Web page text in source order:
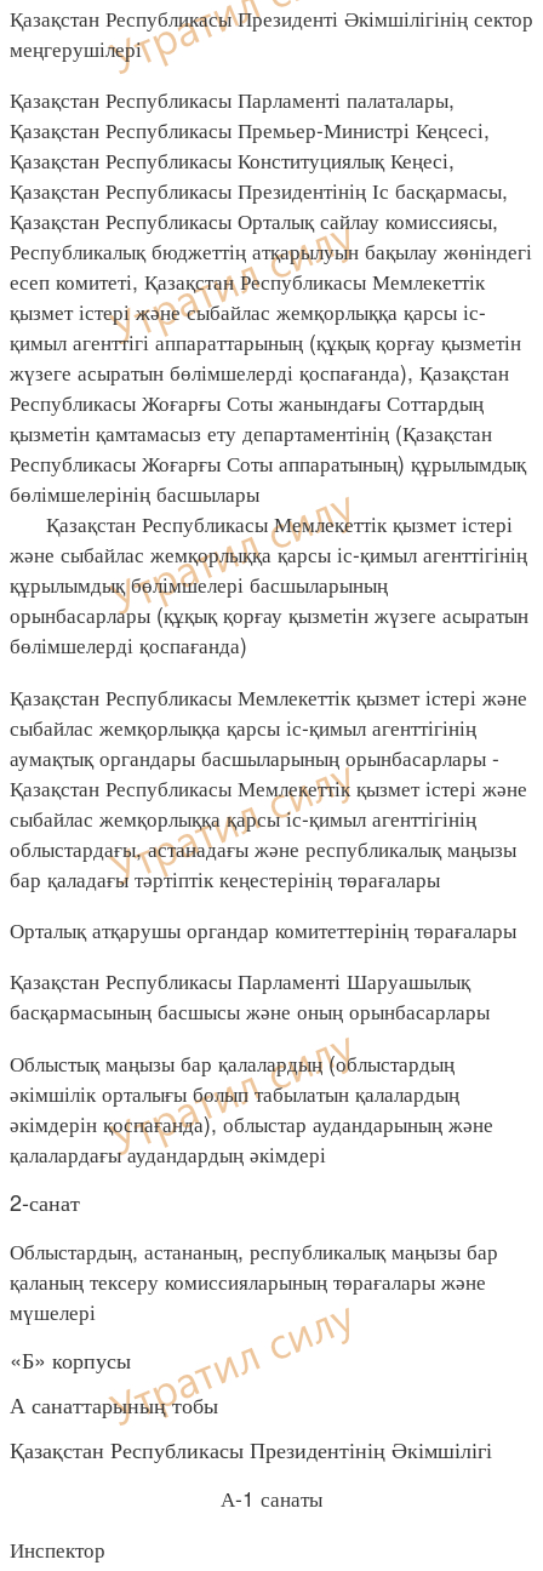
Қазақстан Республикасы Президенті Әкімшілігінің сектор
меңгерушілері
Қазақстан Республикасы Парламенті палаталары,
Қазақстан Республикасы Премьер-Министрі Кеңсесі,
Қазақстан Республикасы Конституциялық Кеңесі,
Қазақстан Республикасы Президентінің Іс басқармасы,
Қазақстан Республикасы Орталық сайлау комиссиясы,
Республикалық бюджеттің атқарылуын бақылау жөніндегі
есеп комитеті, Қазақстан Республикасы Мемлекеттік
қызмет істері және сыбайлас жемқорлыққа қарсы іс-
қимыл агенттігі аппараттарының (құқық қорғау қызметін
жүзеге асыратын бөлімшелерді қоспағанда), Қазақстан
Республикасы Жоғарғы Соты жанындағы Соттардың
қызметін қамтамасыз ету департаментінің (Қазақстан
Республикасы Жоғарғы Соты аппаратының) құрылымдық
бөлімшелерінің басшылары
Қазақстан Республикасы Мемлекеттік қызмет істері
және сыбайлас жемқорлыққа қарсы іс-қимыл агенттігінің
құрылымдық бөлімшелері басшыларының
орынбасарлары (құқық қорғау қызметін жүзеге асыратын
бөлімшелерді қоспағанда)
Қазақстан Республикасы Мемлекеттік қызмет істері және
сыбайлас жемқорлыққа қарсы іс-қимыл агенттігінің
аумақтық органдары басшыларының орынбасарлары -
Қазақстан Республикасы Мемлекеттік қызмет істері және
сыбайлас жемқорлыққа қарсы іс-қимыл агенттігінің
облыстардағы, астанадағы және республикалық маңызы
бар қаладағы тәртіптік кеңестерінің төрағалары
Орталық атқарушы органдар комитеттерінің төрағалары
Қазақстан Республикасы Парламенті Шаруашылық
басқармасының басшысы және оның орынбасарлары
Облыстық маңызы бар қалалардың (облыстардың
әкімшілік орталығы болып табылатын қалалардың
әкімдерін қоспағанда), облыстар аудандарының және
қалалардағы аудандардың әкімдері
2-санат
Облыстардың, астананың, республикалық маңызы бар
қаланың тексеру комиссияларының төрағалары және
мүшелері
«Б» корпусы
А санаттарының тобы
Қазақстан Республикасы Президентінің Әкімшілігі
А-1 санаты
Инспектор